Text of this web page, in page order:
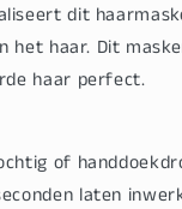
dit
het haar. Dit
haar perfect.
of
laten